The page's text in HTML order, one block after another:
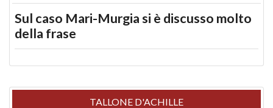
Sul caso Mari-Murgia si è discusso molto
della frase
TALLONE D'ACHILLE